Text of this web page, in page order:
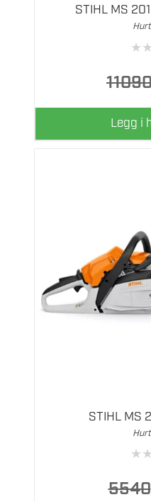
STIHL MS
★★
Legg i
STIHL MS
★★
5540